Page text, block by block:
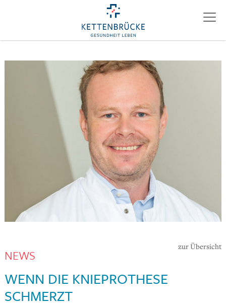
zur Übersicht
NEWS
WENN DIE KNIEPROTHESE
SCHMERZT